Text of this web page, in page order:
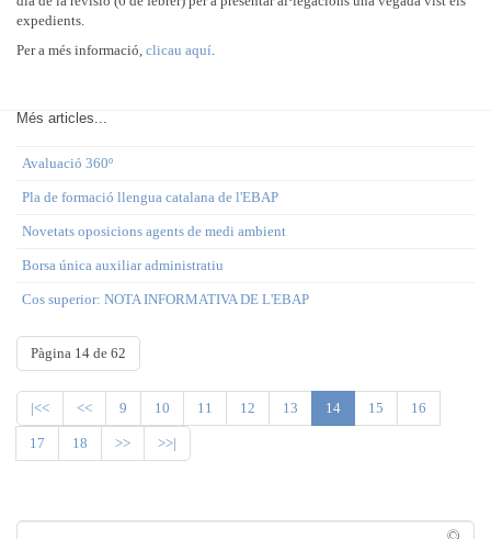
expedients.
Per a més informació, clicau aquí.
Més articles...
Avaluació 360º
Pla de formació llengua catalana de l'EBAP
Novetats oposicions agents de medi ambient
Borsa única auxiliar administratiu
Cos superior: NOTA INFORMATIVA DE L'EBAP
Pàgina 14 de 62
|<< << 9 10 11 12 13 14 15 16
17 18 >> >>|